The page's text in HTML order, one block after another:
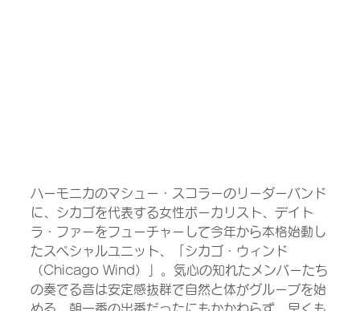
ハーモニカのマシュー・スコラーのリーダーバンド
に、シカゴを代表する女性ボーカリスト、デイト
ラ・ファーをフューチャーして今年から本格始動し
たスペシャルユニット、「シカゴ・ウィンド
（Chicago Wind）」。気心の知れたメンバーたち
の奏でる音は安定感抜群で自然と体がグルーブを始